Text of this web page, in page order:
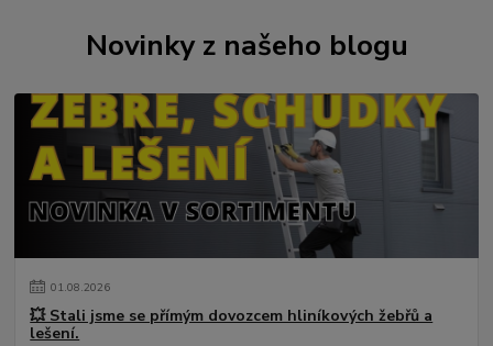
Novinky z našeho blogu
01.08.2026
💥 Stali jsme se přímým dovozcem hliníkových žebřů a
lešení.